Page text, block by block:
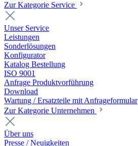
Zur Kategorie Service
Unser Service
Leistungen
Sonderlösungen
Konfigurator
Katalog Bestellung
ISO 9001
Anfrage Produktvorführung
Download
Wartung / Ersatzteile mit Anfrageformular
Zur Kategorie Unternehmen
Über uns
Presse / Neuigkeiten